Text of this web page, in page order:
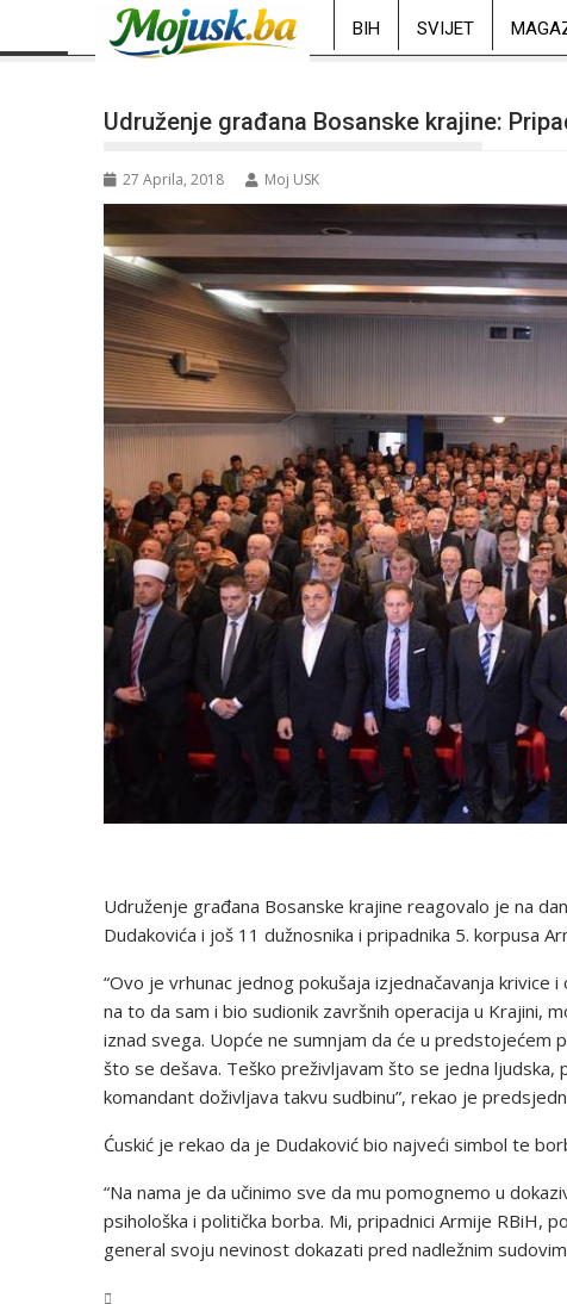
BIH SVIJET
Udruženje građana Bosanske krajine:
27 Aprila, 2018 Moj USK
Udruženje građana Bosanske krajine reagovalo je na
Dudakovića i još 11 dužnosnika i pripadnika 5. korpusa
“Ovo je vrhunac jednog pokušaja izjednačavanja
na to da sam i bio sudionik završnih operacija u Krajini,
iznad svega. Uopće ne sumnjam da će u predstojećem
što se dešava. Teško preživljavam što se jedna ljudska,
komandant doživljava takvu sudbinu”, rekao je
Ćuskić je rekao da je Dudaković bio najveći simbol te
“Na nama je da učinimo sve da mu pomognemo u
psihološka i politička borba. Mi, pripadnici Armije RBiH,
general svoju nevinost dokazati pred nadležnim